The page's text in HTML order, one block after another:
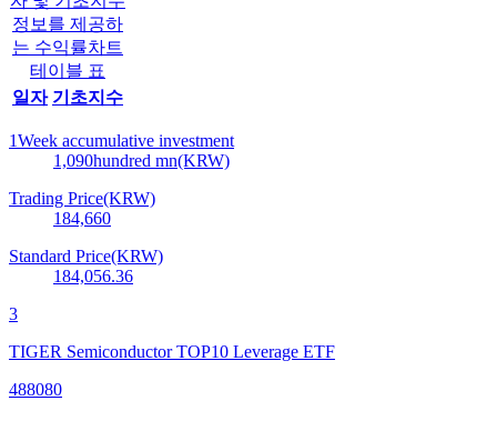
정보를 제공하
는 수익률차트
테이블 표
일자 기초지수
1Week accumulative investment
1,090hundred mn(KRW)
Trading Price(KRW)
184,660
Standard Price(KRW)
184,056.36
3
TIGER Semiconductor TOP10 Leverage ETF
488080